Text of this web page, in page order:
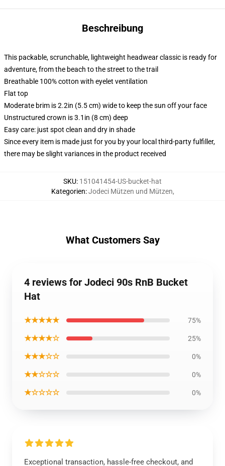
Beschreibung
This packable, scrunchable, lightweight headwear classic is ready for
adventure, from the beach to the street to the trail
Breathable 100% cotton with eyelet ventilation
Flat top
Moderate brim is 2.2in (5.5 cm) wide to keep the sun off your face
Unstructured crown is 3.1in (8 cm) deep
Easy care: just spot clean and dry in shade
Since every item is made just for you by your local third-party fulfiller,
there may be slight variances in the product received
SKU: 151041454-US-bucket-hat
Kategorien:Jodeci Mützen und Mützen,
What Customers Say
4 reviews for Jodeci 90s RnB Bucket
Hat
★★★★★ 75%
★★★★☆ 25%
★★★☆☆ 0%
★★☆☆☆ 0%
★☆☆☆☆ 0%
Exceptional transaction, hassle-free checkout, and